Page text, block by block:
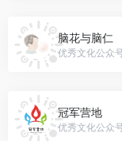
脑花与脑仁
冠军营地